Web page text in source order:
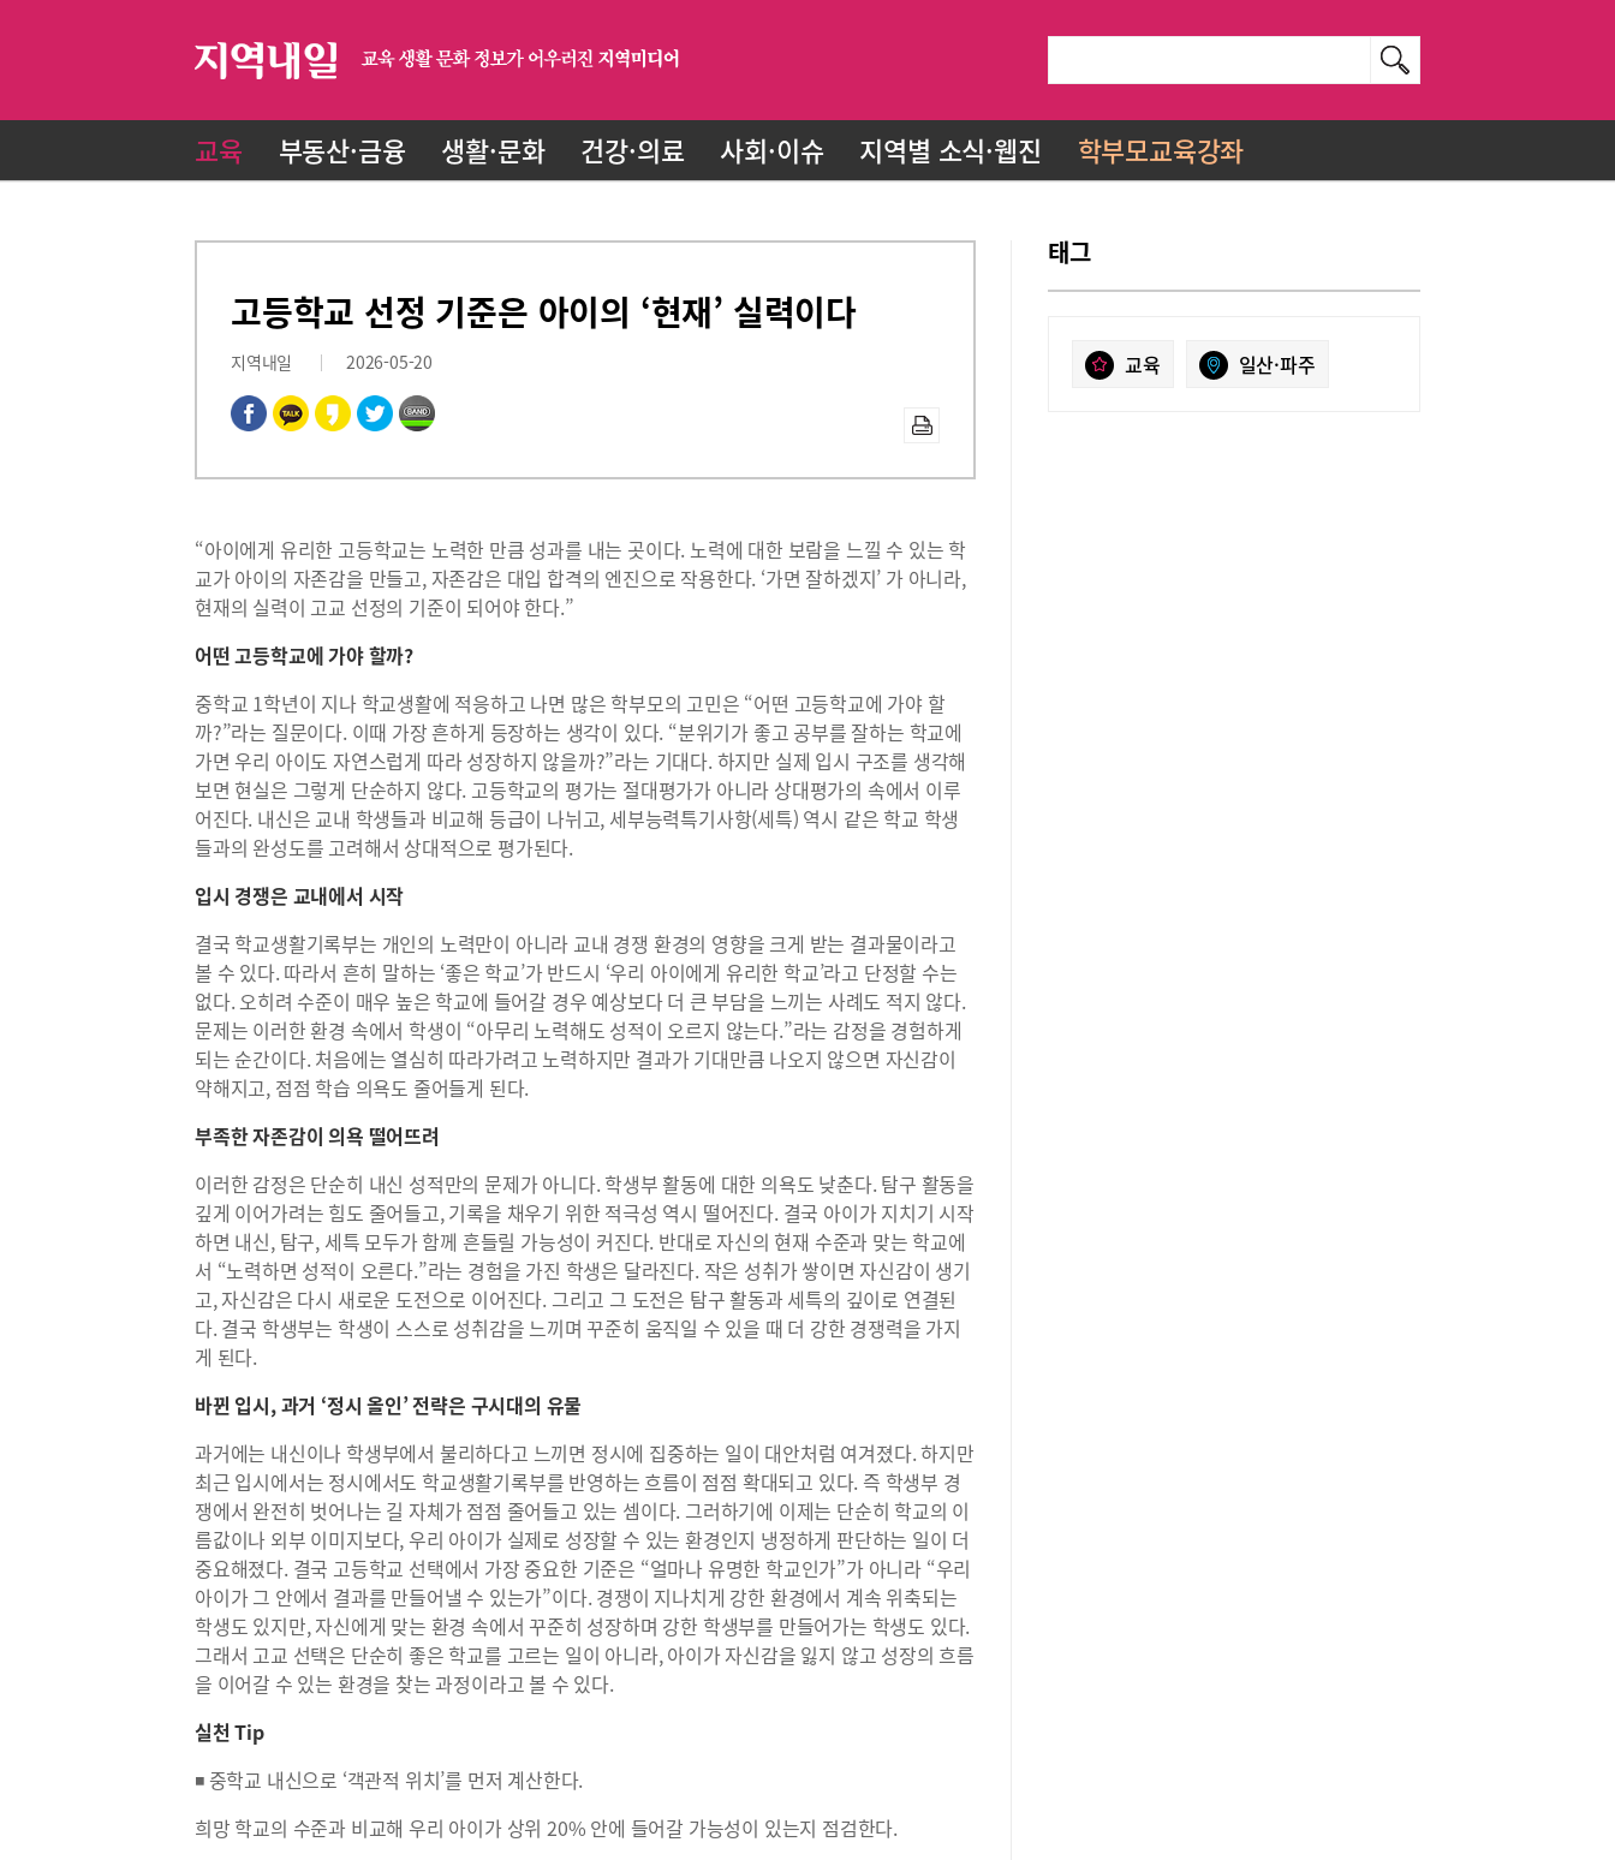
교육 부동산·금융 생활·문화 건강·의료 사회·이슈 지역별 소식·웹진 학부모교육강좌
고등학교 선정 기준은 아이의 ‘현재’ 실력이다
지역내일 2026-05-20
“아이에게 유리한 고등학교는 노력한 만큼 성과를 내는 곳이다. 노력에 대한 보람을 느낄 수 있는 학
교가 아이의 자존감을 만들고, 자존감은 대입 합격의 엔진으로 작용한다. ‘가면 잘하겠지’ 가 아니라,
현재의 실력이 고교 선정의 기준이 되어야 한다.”
어떤 고등학교에 가야 할까?
중학교 1학년이 지나 학교생활에 적응하고 나면 많은 학부모의 고민은 “어떤 고등학교에 가야 할
까?”라는 질문이다. 이때 가장 흔하게 등장하는 생각이 있다. “분위기가 좋고 공부를 잘하는 학교에
가면 우리 아이도 자연스럽게 따라 성장하지 않을까?”라는 기대다. 하지만 실제 입시 구조를 생각해
보면 현실은 그렇게 단순하지 않다. 고등학교의 평가는 절대평가가 아니라 상대평가의 속에서 이루
어진다. 내신은 교내 학생들과 비교해 등급이 나뉘고, 세부능력특기사항(세특) 역시 같은 학교 학생
들과의 완성도를 고려해서 상대적으로 평가된다.
입시 경쟁은 교내에서 시작
결국 학교생활기록부는 개인의 노력만이 아니라 교내 경쟁 환경의 영향을 크게 받는 결과물이라고
볼 수 있다. 따라서 흔히 말하는 ‘좋은 학교’가 반드시 ‘우리 아이에게 유리한 학교’라고 단정할 수는
없다. 오히려 수준이 매우 높은 학교에 들어갈 경우 예상보다 더 큰 부담을 느끼는 사례도 적지 않다.
문제는 이러한 환경 속에서 학생이 “아무리 노력해도 성적이 오르지 않는다.”라는 감정을 경험하게
되는 순간이다. 처음에는 열심히 따라가려고 노력하지만 결과가 기대만큼 나오지 않으면 자신감이
약해지고, 점점 학습 의욕도 줄어들게 된다.
부족한 자존감이 의욕 떨어뜨려
이러한 감정은 단순히 내신 성적만의 문제가 아니다. 학생부 활동에 대한 의욕도 낮춘다. 탐구 활동을
깊게 이어가려는 힘도 줄어들고, 기록을 채우기 위한 적극성 역시 떨어진다. 결국 아이가 지치기 시작
하면 내신, 탐구, 세특 모두가 함께 흔들릴 가능성이 커진다. 반대로 자신의 현재 수준과 맞는 학교에
서 “노력하면 성적이 오른다.”라는 경험을 가진 학생은 달라진다. 작은 성취가 쌓이면 자신감이 생기
고, 자신감은 다시 새로운 도전으로 이어진다. 그리고 그 도전은 탐구 활동과 세특의 깊이로 연결된
다. 결국 학생부는 학생이 스스로 성취감을 느끼며 꾸준히 움직일 수 있을 때 더 강한 경쟁력을 가지
게 된다.
바뀐 입시, 과거 ‘정시 올인’ 전략은 구시대의 유물
과거에는 내신이나 학생부에서 불리하다고 느끼면 정시에 집중하는 일이 대안처럼 여겨졌다. 하지만
최근 입시에서는 정시에서도 학교생활기록부를 반영하는 흐름이 점점 확대되고 있다. 즉 학생부 경
쟁에서 완전히 벗어나는 길 자체가 점점 줄어들고 있는 셈이다. 그러하기에 이제는 단순히 학교의 이
름값이나 외부 이미지보다, 우리 아이가 실제로 성장할 수 있는 환경인지 냉정하게 판단하는 일이 더
중요해졌다. 결국 고등학교 선택에서 가장 중요한 기준은 “얼마나 유명한 학교인가”가 아니라 “우리
아이가 그 안에서 결과를 만들어낼 수 있는가”이다. 경쟁이 지나치게 강한 환경에서 계속 위축되는
학생도 있지만, 자신에게 맞는 환경 속에서 꾸준히 성장하며 강한 학생부를 만들어가는 학생도 있다.
그래서 고교 선택은 단순히 좋은 학교를 고르는 일이 아니라, 아이가 자신감을 잃지 않고 성장의 흐름
을 이어갈 수 있는 환경을 찾는 과정이라고 볼 수 있다.
실천 Tip
◾ 중학교 내신으로 ‘객관적 위치’를 먼저 계산한다.
희망 학교의 수준과 비교해 우리 아이가 상위 20% 안에 들어갈 가능성이 있는지 점검한다.
태그
교육 일산·파주